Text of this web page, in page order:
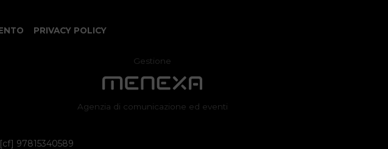
PRIVACY POLICY
Gestione
Agenzia di comunicazione ed eventi
97815340589